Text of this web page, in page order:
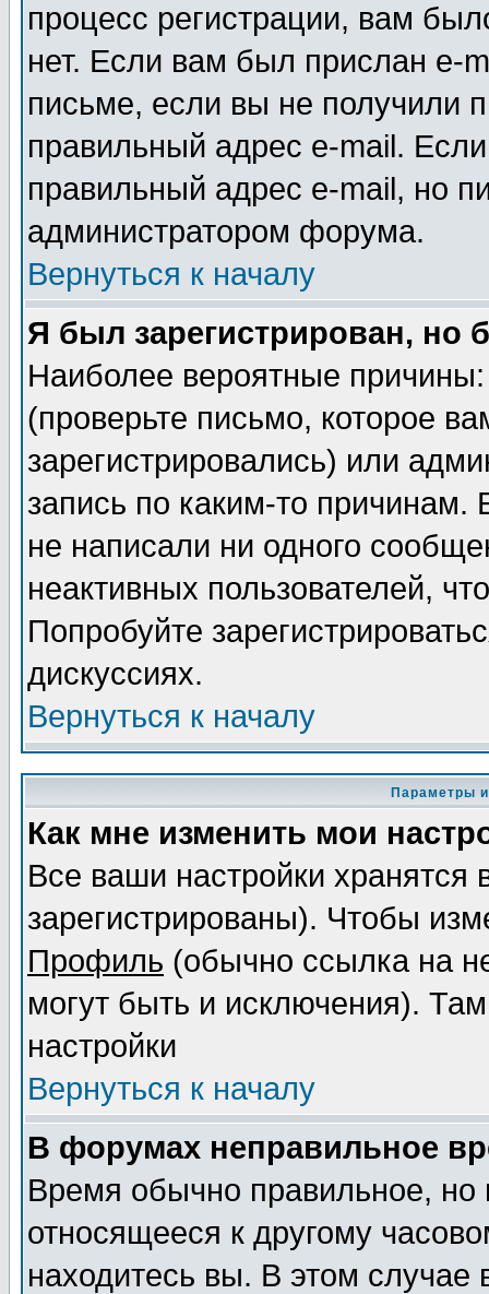
процесс регистрации, вам
нет. Если вам был прислан e-
письме, если вы не получили
правильный адрес e-mail.
правильный адрес e-mail, но
администратором форума.
Вернуться к началу
Я был зарегистрирован, но
Наиболее вероятные
(проверьте письмо, которое
зарегистрировались) или
запись по каким-то
не написали ни одного
неактивных пользователей,
Попробуйте
дискуссиях.
Вернуться к началу
Параметры
Как мне изменить мои
Все ваши настройки
зарегистрированы). Чтобы
Профиль (обычно ссылка на
могут быть и исключения).
настройки
Вернуться к началу
В форумах неправильное
Время обычно правильное,
относящееся к другому
находитесь вы. В этом